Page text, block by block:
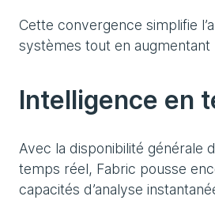
Cette convergence simplifie
systèmes tout en augmentant
Intelligence en
Avec la disponibilité générale
temps réel, Fabric pousse
capacités d’analyse